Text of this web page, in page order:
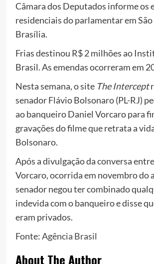
Câmara dos Deputados informe os
residenciais do parlamentar em São
Brasília.
Frias destinou R$ 2 milhões ao
Brasil. As emendas ocorreram em
Nesta semana, o site The Intercept
senador Flávio Bolsonaro (PL-RJ)
ao banqueiro Daniel Vorcaro para
gravações do filme que retrata a
Bolsonaro.
Após a divulgação da conversa
Vorcaro, ocorrida em novembro do
senador negou ter combinado
indevida com o banqueiro e disse
eram privados.
Fonte:Agência Brasil
About The Author